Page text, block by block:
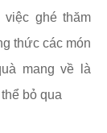
việc ghé thăm
thức các món
mang về là
bỏ qua